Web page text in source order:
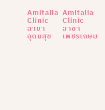
Amitalia
Clinic
สาขา
อุดมสุข
Amitalia
Clinic
สาขา
เพชรเกษม